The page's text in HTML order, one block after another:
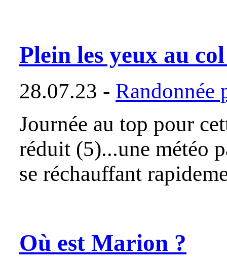
Plein les yeux au
28.07.23 - Randonnée
Journée au top pour
réduit (5)...une météo
se réchauffant
Où est Marion ?